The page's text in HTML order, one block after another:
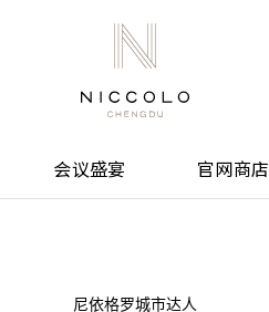
会议盛宴 官网商店
尼依格罗城市达人